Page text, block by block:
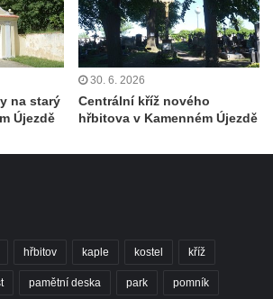
Ploučnicí
Panayiotise na
nad Ploučnicí
Ploučnicí
v Tanvaldu
na starý
Újezdě
30. 6. 2026
Centrální kříž nového
hřbitova v Kamenném Újezdě
hřbitov kaple kostel kříž
pamětní deska park pomník